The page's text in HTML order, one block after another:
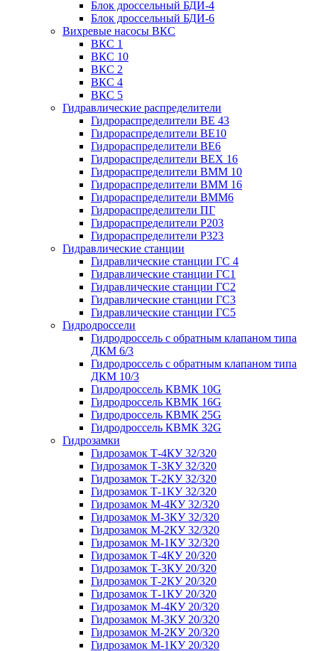
Блок дроссельный БДИ-4
Блок дроссельный БДИ-6
Вихревые насосы ВКС
ВКС 1
ВКС 10
ВКС 2
ВКС 4
ВКС 5
Гидравлические распределители
Гидрораспределители ВЕ 43
Гидрораспределители ВЕ10
Гидрораспределители ВЕ6
Гидрораспределители ВЕХ 16
Гидрораспределители ВММ 10
Гидрораспределители ВММ 16
Гидрораспределители ВММ6
Гидрораспределители ПГ
Гидрораспределители Р203
Гидрораспределители Р323
Гидравлические станции
Гидравлические станции ГС 4
Гидравлические станции ГС1
Гидравлические станции ГС2
Гидравлические станции ГС3
Гидравлические станции ГС5
Гидродроссели
Гидродроссель с обратным клапаном типа
ДКМ 6/3
Гидродроссель с обратным клапаном типа
ДКМ 10/3
Гидродроссель КВМК 10G
Гидродроссель КВМК 16G
Гидродроссель КВМК 25G
Гидродроссель КВМК 32G
Гидрозамки
Гидрозамок Т-4КУ 32/320
Гидрозамок Т-3КУ 32/320
Гидрозамок Т-2КУ 32/320
Гидрозамок Т-1КУ 32/320
Гидрозамок М-4КУ 32/320
Гидрозамок М-3КУ 32/320
Гидрозамок М-2КУ 32/320
Гидрозамок М-1КУ 32/320
Гидрозамок Т-4КУ 20/320
Гидрозамок Т-3КУ 20/320
Гидрозамок Т-2КУ 20/320
Гидрозамок Т-1КУ 20/320
Гидрозамок М-4КУ 20/320
Гидрозамок М-3КУ 20/320
Гидрозамок М-2КУ 20/320
Гидрозамок М-1КУ 20/320